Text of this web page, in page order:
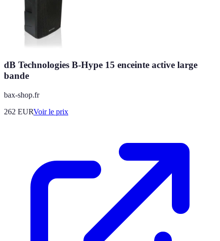
dB Technologies B-Hype 15 enceinte active large
bande
bax-shop.fr
262 EURVoir le prix